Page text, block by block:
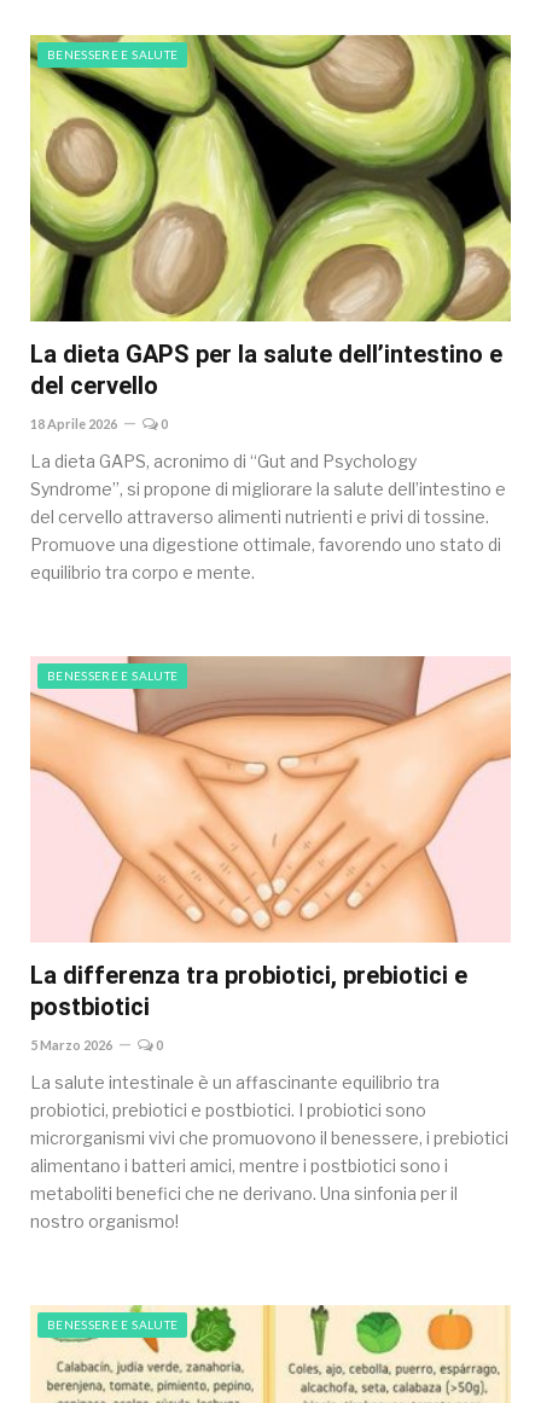
BENESSERE E SALUTE
La dieta GAPS per la salute dell’intestino e
del cervello
18 Aprile 2026 0
La dieta GAPS, acronimo di “Gut and Psychology
Syndrome”, si propone di migliorare la salute dell’intestino e
del cervello attraverso alimenti nutrienti e privi di tossine.
Promuove una digestione ottimale, favorendo uno stato di
equilibrio tra corpo e mente.
BENESSERE E SALUTE
La differenza tra probiotici, prebiotici e
postbiotici
5 Marzo 2026 0
La salute intestinale è un affascinante equilibrio tra
probiotici, prebiotici e postbiotici. I probiotici sono
microrganismi vivi che promuovono il benessere, i prebiotici
alimentano i batteri amici, mentre i postbiotici sono i
metaboliti benefici che ne derivano. Una sinfonia per il
nostro organismo!
BENESSERE E SALUTE